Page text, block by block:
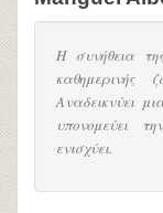
Η συνήθεια
καθημερινής
Αναδεικνύει
υπονομεύει
ενισχύει.